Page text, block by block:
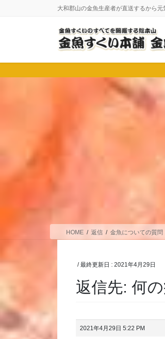
に
移
ョ
ン
大和郡山の金魚生産者が直送するから元
HOME 返信 金魚についての質問
/ 最終更新日 :2021年4月29日
返信先: 何
2021年4月29日 5:22 PM